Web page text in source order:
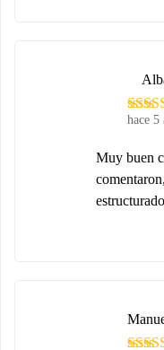
hace 5
Muy buen